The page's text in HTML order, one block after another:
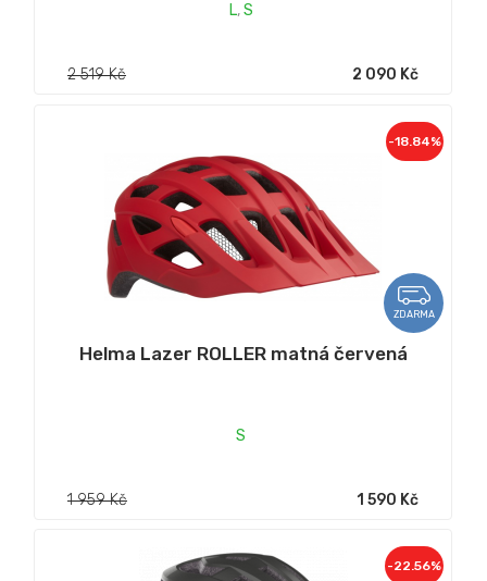
L,S
2 519 Kč 2 090 Kč
ZDARMA
-18.84%
Helma Lazer ROLLER matná červená
S
1 959 Kč 1 590 Kč
-22.56%